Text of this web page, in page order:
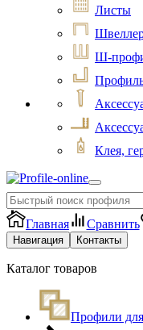
Листы
Ш-
Профиль
Клея,
Главная Сравнить
Навигация Контакты
Каталог товаров
Профили